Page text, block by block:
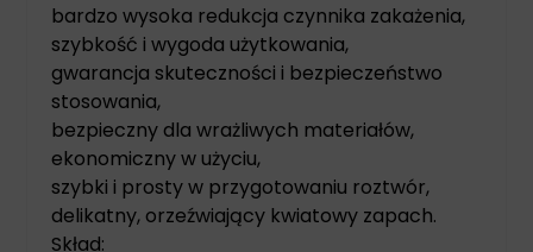
bardzo wysoka redukcja czynnika zakażenia,
szybkość i wygoda użytkowania,
gwarancja skuteczności i bezpieczeństwo
stosowania,
bezpieczny dla wrażliwych materiałów,
ekonomiczny w użyciu,
szybki i prosty w przygotowaniu roztwór,
delikatny, orzeźwiający kwiatowy zapach.
Skład: